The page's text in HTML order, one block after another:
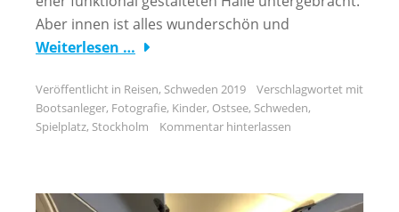
Aber innen ist alles wunderschön und
Weiterlesen …
Veröffentlicht in Reisen, Schweden 2019
Verschlagwortet mit
Bootsanleger, Fotografie, Kinder, Ostsee, Schweden,
Spielplatz, Stockholm Kommentar hinterlassen